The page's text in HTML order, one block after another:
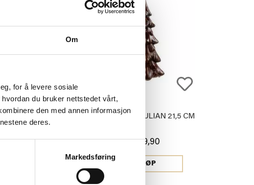
Om
for å levere sosiale
du bruker nettstedet vårt,
den med annen informasjon
deres.
Markedsføring
30-PK
DEKORTRE JULIAN 21,5 CM
249,90
KJØP